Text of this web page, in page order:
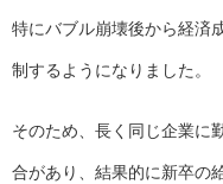
特にバブル崩壊後から経済
制するようになりました。
そのため、長く同じ企業に
合があり、結果的に新卒の